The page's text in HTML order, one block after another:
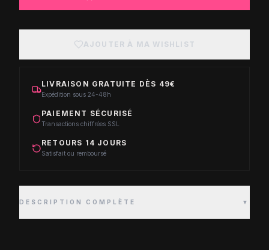
AJOUTER À MA WISHLIST
LIVRAISON GRATUITE DÈS 49€
Expédition sous 24-48h
PAIEMENT SÉCURISÉ
Transactions chiffrées SSL
RETOURS 14 JOURS
Satisfait ou remboursé
DESCRIPTION COMPLÈTE ▼